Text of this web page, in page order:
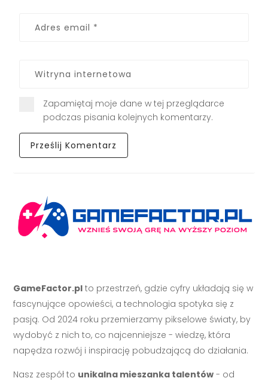
Zapamiętaj moje dane w tej przeglądarce
podczas pisania kolejnych komentarzy.
GameFactor.pl to przestrzeń, gdzie cyfry układają się w
fascynujące opowieści, a technologia spotyka się z
pasją. Od 2024 roku przemierzamy pikselowe światy, by
wydobyć z nich to, co najcenniejsze - wiedzę, która
napędza rozwój i inspirację pobudzającą do działania.
Nasz zespół to unikalna mieszanka talentów - od